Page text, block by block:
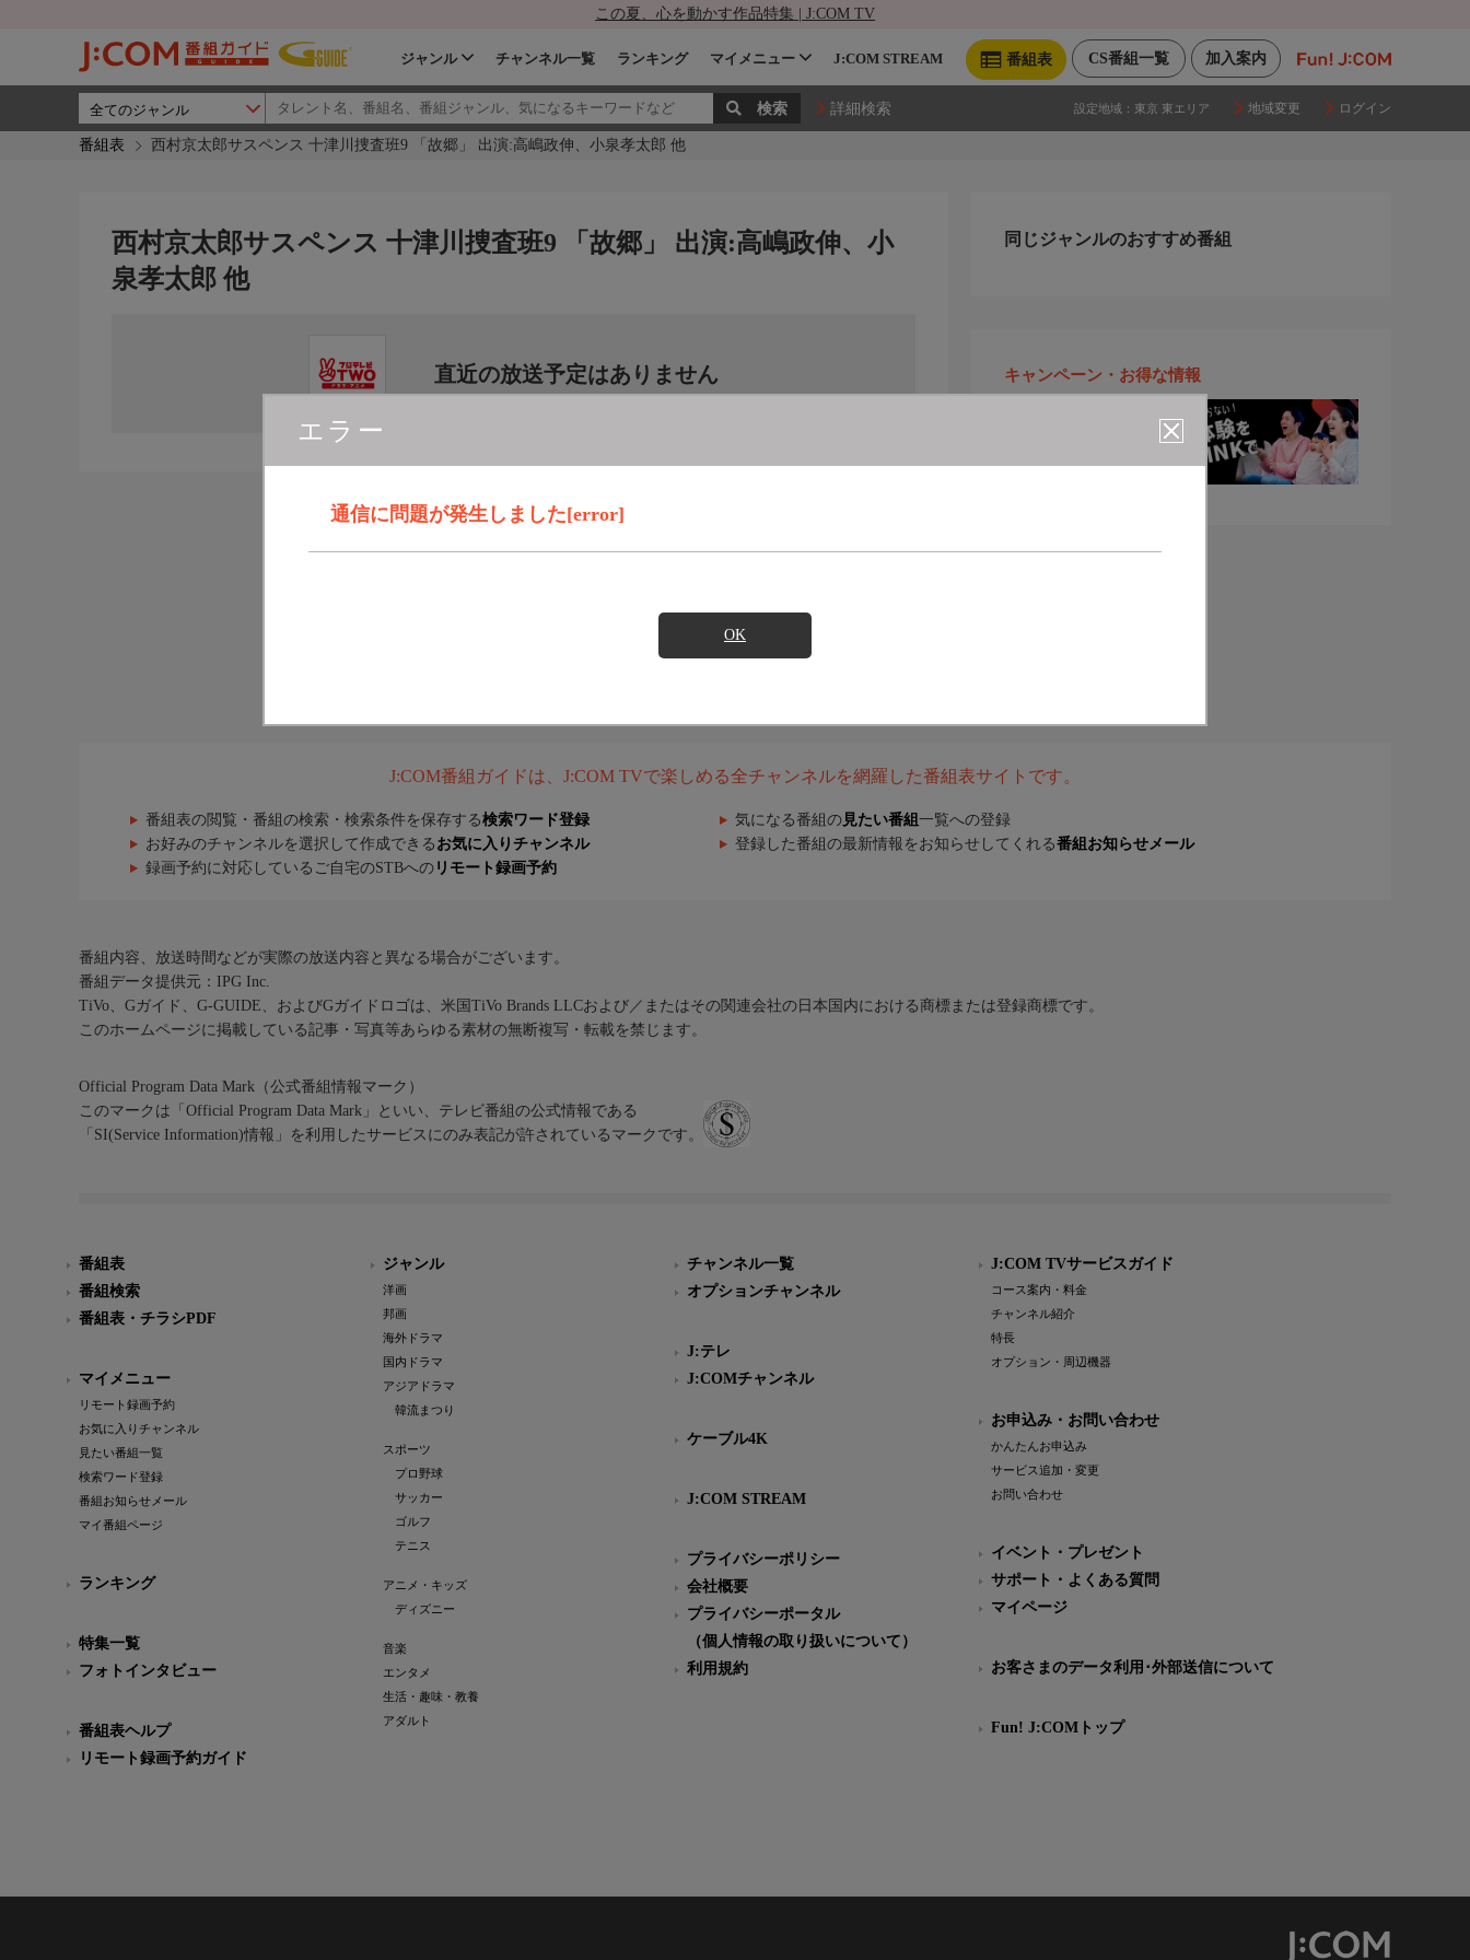
この夏、心を動かす作品特集 | J:COM TV
加入案内
CS番組一覧
番組表
ジャンル チャンネル一覧 ランキング マイメニュー J:COM STREAM
詳細検索 設定地域： 東京 東エリア 地域変更 ログイン
番組表 西村京太郎サスペンス 十津川捜査班9 「故郷」 出演:高嶋政伸、小泉孝太郎 他
エラー
通信に問題が発生しました[error]
OK
西村京太郎サスペンス 十津川捜査班9 「故郷」 出演:高嶋政伸、小
泉孝太郎 他
直近の放送予定はありません
同じジャンルのおすすめ番組
キャンペーン・お得な情報
J:COM番組ガイドは、J:COM TVで楽しめる全チャンネルを網羅した番組表サイトです。
番組表の閲覧・番組の検索・検索条件を保存する検索ワード登録 気になる番組の 見たい番組 一覧への登録
お好みのチャンネルを選択して作成できる お気に入りチャンネル 登録した番組の最新情報をお知らせしてくれる番組お知らせメール
録画予約に対応しているご自宅のSTBへの リモート録画予約
番組内容、放送時間などが実際の放送内容と異なる場合がございます。
番組データ提供元：IPG Inc.
TiVo、Gガイド、G-GUIDE、およびGガイドロゴは、米国TiVo Brands LLCおよび／またはその関連会社の日本国内における商標または登録商標です。
このホームページに掲載している記事・写真等あらゆる素材の無断複写・転載を禁じます。
Official Program Data Mark（公式番組情報マーク）
このマークは「Official Program Data Mark」といい、テレビ番組の公式情報である
「SI(Service Information)情報」を利用したサービスにのみ表記が許されているマークです。
番組表
番組検索
番組表・チラシPDF
マイメニュー
リモート録画予約
お気に入りチャンネル
見たい番組一覧
検索ワード登録
番組お知らせメール
マイ番組ページ
ランキング
特集一覧
フォトインタビュー
番組表ヘルプ
リモート録画予約ガイド
ジャンル
洋画
邦画
海外ドラマ
国内ドラマ
アジアドラマ
韓流まつり
スポーツ
プロ野球
サッカー
ゴルフ
テニス
アニメ・キッズ
ディズニー
音楽
エンタメ
生活・趣味・教養
アダルト
チャンネル一覧
オプションチャンネル
J:テレ
J:COMチャンネル
ケーブル4K
J:COM STREAM
プライバシーポリシー
会社概要
プライバシーポータル
（個人情報の取り扱いについて）
利用規約
J:COM TVサービスガイド
コース案内・料金
チャンネル紹介
特長
オプション・周辺機器
お申込み・お問い合わせ
かんたんお申込み
サービス追加・変更
お問い合わせ
イベント・プレゼント
サポート・よくある質問
マイページ
お客さまのデータ利用･外部送信について
Fun! J:COMトップ